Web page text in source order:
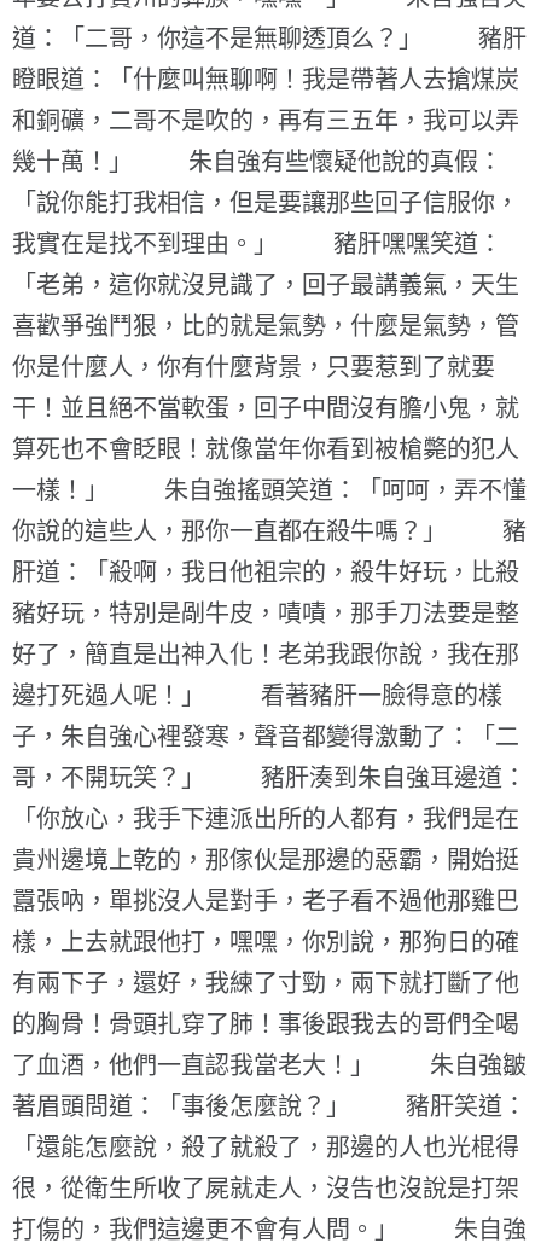
道：「二哥，你這不是無聊透頂么？」 豬肝
瞪眼道：「什麼叫無聊啊！我是帶著人去搶煤炭
和銅礦，二哥不是吹的，再有三五年，我可以弄
幾十萬！」 朱自強有些懷疑他說的真假：
「說你能打我相信，但是要讓那些回子信服你，
我實在是找不到理由。」 豬肝嘿嘿笑道：
「老弟，這你就沒見識了，回子最講義氣，天生
喜歡爭強鬥狠，比的就是氣勢，什麼是氣勢，管
你是什麼人，你有什麼背景，只要惹到了就要
干！並且絕不當軟蛋，回子中間沒有膽小鬼，就
算死也不會眨眼！就像當年你看到被槍斃的犯人
一樣！」 朱自強搖頭笑道：「呵呵，弄不懂
你說的這些人，那你一直都在殺牛嗎？」 豬
肝道：「殺啊，我日他祖宗的，殺牛好玩，比殺
豬好玩，特別是剮牛皮，嘖嘖，那手刀法要是整
好了，簡直是出神入化！老弟我跟你說，我在那
邊打死過人呢！」 看著豬肝一臉得意的樣
子，朱自強心裡發寒，聲音都變得激動了：「二
哥，不開玩笑？」 豬肝湊到朱自強耳邊道：
「你放心，我手下連派出所的人都有，我們是在
貴州邊境上乾的，那傢伙是那邊的惡霸，開始挺
囂張吶，單挑沒人是對手，老子看不過他那雞巴
樣，上去就跟他打，嘿嘿，你別說，那狗日的確
有兩下子，還好，我練了寸勁，兩下就打斷了他
的胸骨！骨頭扎穿了肺！事後跟我去的哥們全喝
了血酒，他們一直認我當老大！」 朱自強皺
著眉頭問道：「事後怎麼說？」 豬肝笑道：
「還能怎麼說，殺了就殺了，那邊的人也光棍得
很，從衛生所收了屍就走人，沒告也沒說是打架
打傷的，我們這邊更不會有人問。」 朱自強